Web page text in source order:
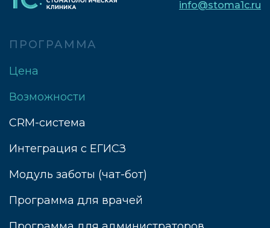
info@stoma1c.ru
ПРОГРАММА
Цена
Возможности
CRM-система
Интеграция с ЕГИСЗ
Модуль заботы (чат-бот)
Программа для врачей